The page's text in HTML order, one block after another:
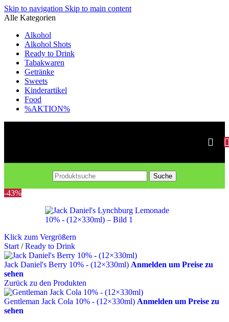
Skip to navigation Skip to main content
Alle Kategorien
Alkohol
Alkohol Shots
Ready to Drink
Tabakwaren
Getränke
Sweets
Kinderartikel
Food
%AKTION%
Suche
-43%
Klick zum Vergrößern
Start / Ready to Drink
Jack Daniel's Berry 10% - (12×330ml) Anmelden um Preise zu
sehen
Zurück zu den Produkten
Gentleman Jack Cola 10% - (12×330ml) Anmelden um Preise zu
sehen